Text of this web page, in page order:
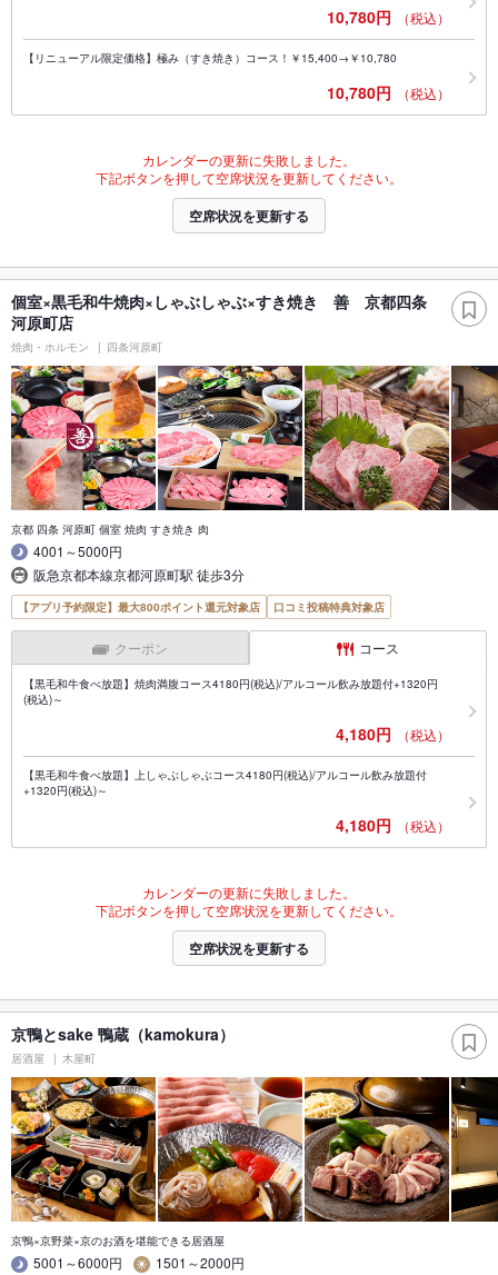
10,780円 （税込）
【リニューアル限定価格】極み（すき焼き）コース！￥15,400→￥10,780
10,780円 （税込）
カレンダーの更新に失敗しました。
下記ボタンを押して空席状況を更新してください。
空席状況を更新する
個室×黒毛和牛焼肉×しゃぶしゃぶ×すき焼き 善 京都四条
河原町店
焼肉・ホルモン 四条河原町
京都 四条 河原町 個室 焼肉 すき焼き 肉
4001～5000円
阪急京都本線京都河原町駅 徒歩3分
【アプリ予約限定】最大800ポイント還元対象店 口コミ投稿特典対象店
クーポン コース
【黒毛和牛食べ放題】焼肉満腹コース4180円(税込)/アルコール飲み放題付+1320円
(税込)～
4,180円 （税込）
【黒毛和牛食べ放題】上しゃぶしゃぶコース4180円(税込)/アルコール飲み放題付
+1320円(税込)～
4,180円 （税込）
カレンダーの更新に失敗しました。
下記ボタンを押して空席状況を更新してください。
空席状況を更新する
京鴨とsake 鴨蔵（kamokura）
居酒屋 木屋町
京鴨×京野菜×京のお酒を堪能できる居酒屋
5001～6000円
1501～2000円